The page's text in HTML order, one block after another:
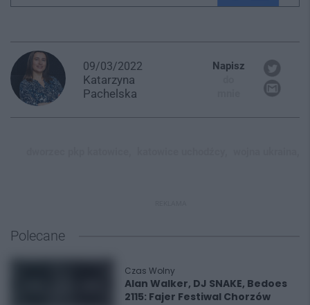
09/03/2022
Katarzyna
Pachelska
Napisz
Polecane
Czas Wolny
Alan Walker, DJ SNAKE, Bedoes
2115: Fajer Festiwal Chorzów